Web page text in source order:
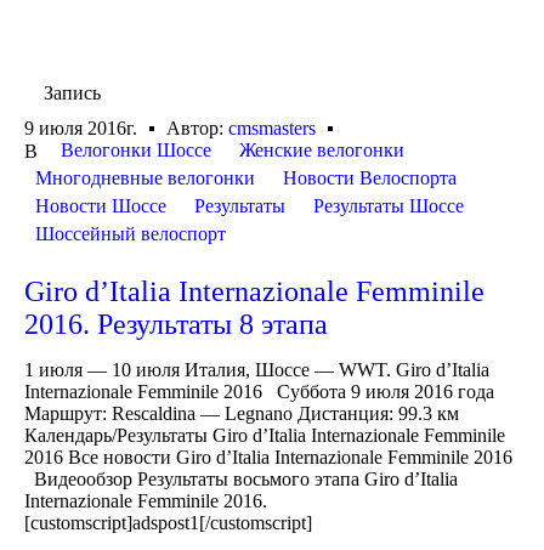
Запись
9 июля 2016г.
Автор: cmsmasters
В
Велогонки Шоссе
Женские велогонки
Многодневные велогонки
Новости Велоспорта
Новости Шоссе
Результаты
Результаты Шоссе
Шоссейный велоспорт
Giro d’Italia Internazionale Femminile
2016. Результаты 8 этапа
1 июля — 10 июля Италия, Шоссе — WWT. Giro d’Italia
Internazionale Femminile 2016 Суббота 9 июля 2016 года
Маршрут: Rescaldina — Legnano Дистанция: 99.3 км
Календарь/Результаты Giro d’Italia Internazionale Femminile
2016 Все новости Giro d’Italia Internazionale Femminile 2016
Видеообзор Результаты восьмого этапа Giro d’Italia
Internazionale Femminile 2016.
[customscript]adspost1[/customscript]